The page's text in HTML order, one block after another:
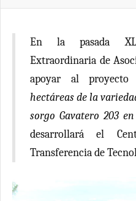
En la pasada
Extraordinaria de
apoyar al proyecto
hectáreas de la
sorgo Gavatero 203
desarrollará el
Transferencia de